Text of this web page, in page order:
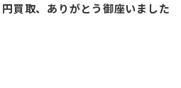
買取、ありがとう御座いました